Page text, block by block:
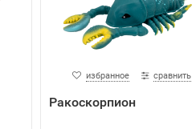
избранное сравнить
Ракоскорпион